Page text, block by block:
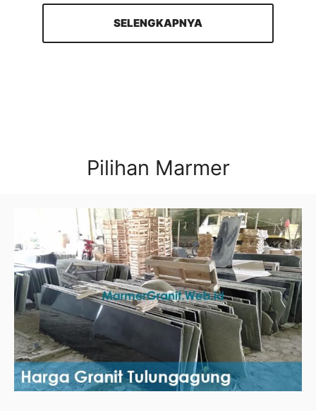
SELENGKAPNYA
Pilihan Marmer